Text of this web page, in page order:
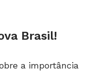
Brasil!
a importância